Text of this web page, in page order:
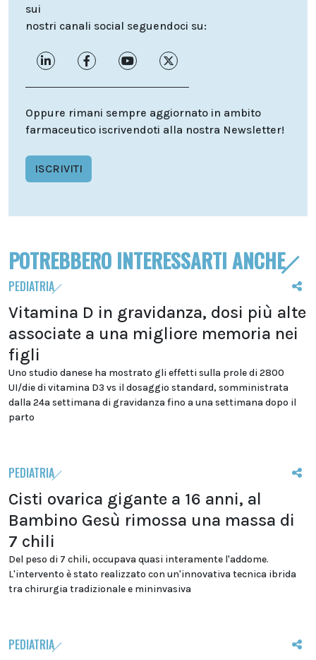
sui
nostri canali social seguendoci su:
Oppure rimani sempre aggiornato in ambito
farmaceutico iscrivendoti alla nostra Newsletter!
ISCRIVITI
POTREBBERO INTERESSARTI ANCHE
PEDIATRIA
Vitamina D in gravidanza, dosi più alte
associate a una migliore memoria nei
figli
Uno studio danese ha mostrato gli effetti sulla prole di 2800
UI/die di vitamina D3 vs il dosaggio standard, somministrata
dalla 24a settimana di gravidanza fino a una settimana dopo il
parto
PEDIATRIA
Cisti ovarica gigante a 16 anni, al
Bambino Gesù rimossa una massa di
7 chili
Del peso di 7 chili, occupava quasi interamente l'addome.
L'intervento è stato realizzato con un'innovativa tecnica ibrida
tra chirurgia tradizionale e mininvasiva
PEDIATRIA